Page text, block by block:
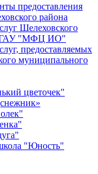
предоставления
района
Шелеховского
в ГАУ "МФЦ ИО"
предоставляемых
муниципального
цветочек"
"Юность"